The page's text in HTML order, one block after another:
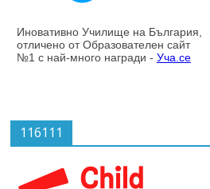
116111